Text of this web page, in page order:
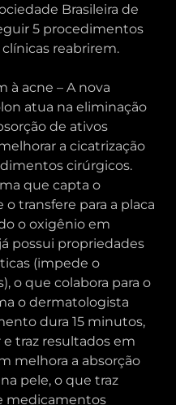
Brasileira de
5 procedimentos
reabrirem.
à acne – A nova
atua na eliminação
de ativos
a cicatrização
cirúrgicos.
que capta o
transfere para a placa
o oxigênio em
possui propriedades
(impede o
o que colabora para o
o dermatologista
dura 15 minutos,
traz resultados em
melhora a absorção
pele, o que traz
medicamentos